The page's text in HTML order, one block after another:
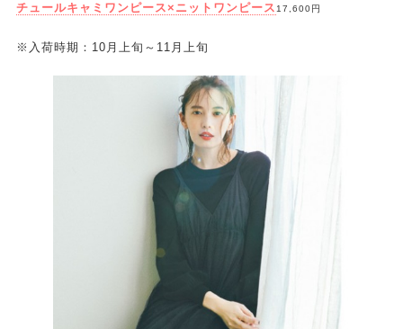
チュールキャミワンピース×ニットワンピース 17,600円
※入荷時期：10月上旬～11月上旬